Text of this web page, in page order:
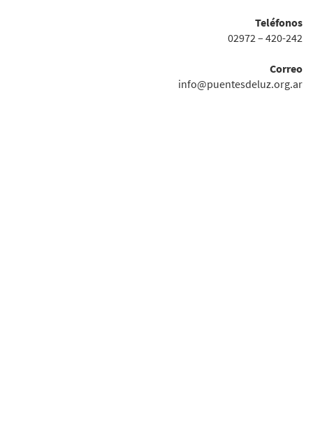
Teléfonos
02972 – 420-242
Correo
info@puentesdeluz.org.ar